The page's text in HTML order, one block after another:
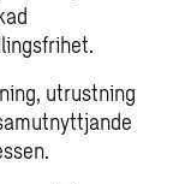
utrustning